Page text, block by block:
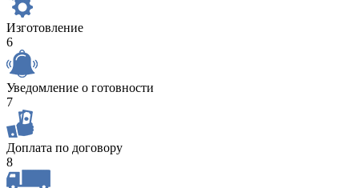
Изготовление
6
Уведомление о готовности
7
Доплата по договору
8